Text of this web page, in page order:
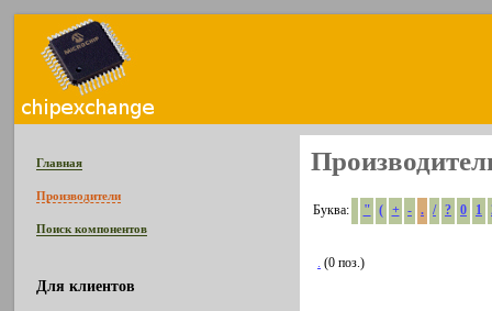
Главная
Производители
Поиск компонентов
Для клиентов
Буква: " ( + - . / ? 0 1
(0 поз.)